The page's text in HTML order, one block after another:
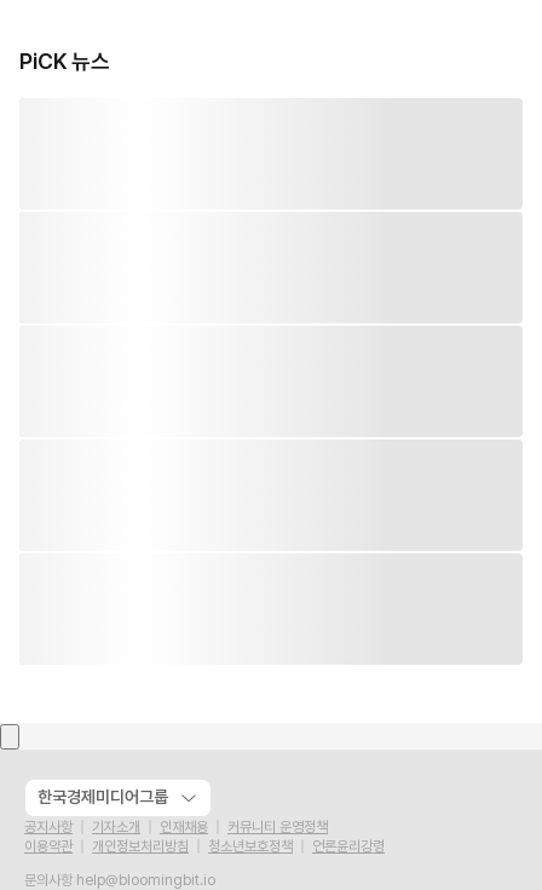
PiCK 뉴스
한국경제미디어그룹
공지사항 기자소개 인재채용
커뮤니티 운영정책
이용약관
개인정보처리방침 청소년보호정책
언론윤리강령
문의사항 help@bloomingbit.io